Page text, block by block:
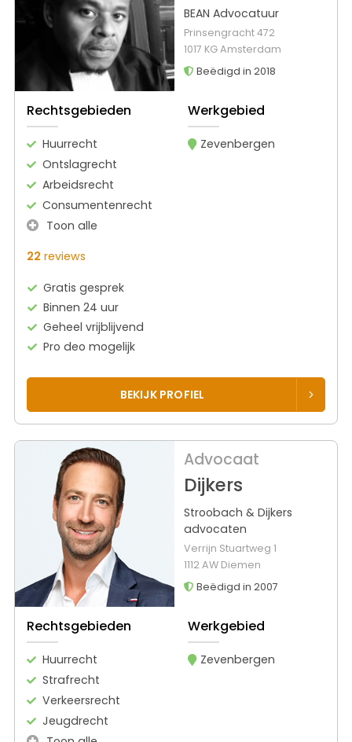
BEAN Advocatuur
Prinsengracht 472
1017 KG Amsterdam
Beëdigd in 2018
Rechtsgebieden
Huurrecht
Ontslagrecht
Arbeidsrecht
Consumentenrecht
Toon alle
Werkgebied
Zevenbergen
22 reviews
Gratis gesprek
Binnen 24 uur
Geheel vrijblijvend
Pro deo mogelijk
BEKIJK PROFIEL
Advocaat
Dijkers
Stroobach & Dijkers
advocaten
Verrijn Stuartweg 1
1112 AW Diemen
Beëdigd in 2007
Rechtsgebieden
Huurrecht
Strafrecht
Verkeersrecht
Jeugdrecht
Werkgebied
Zevenbergen